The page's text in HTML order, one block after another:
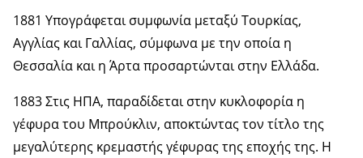
1881 Υπογράφεται συμφωνία μεταξύ Τουρκίας,
Αγγλίας και Γαλλίας, σύμφωνα με την οποία η
Θεσσαλία και η Άρτα προσαρτώνται στην Ελλάδα.
1883 Στις ΗΠΑ, παραδίδεται στην κυκλοφορία η
γέφυρα του Μπρούκλιν, αποκτώντας τον τίτλο της
μεγαλύτερης κρεμαστής γέφυρας της εποχής της. Η